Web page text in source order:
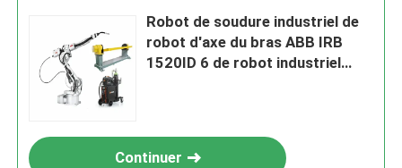
Robot de soudure industriel de
robot d'axe du bras ABB IRB
1520ID 6 de robot industriel
Continuer